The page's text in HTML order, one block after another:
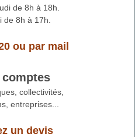
de 8h à 18h.
de 8h à 17h.
ou par mail
collectivités,
entreprises...
un devis